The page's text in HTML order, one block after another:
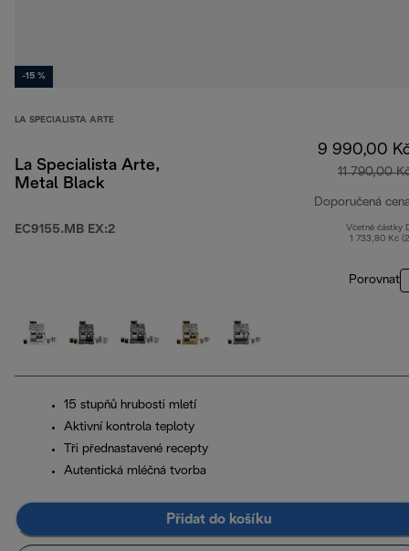
-15 %
LA SPECIALISTA ARTE
La Specialista Arte,
Metal Black
EC9155.MB EX:2
9 990,00
11 790,00
Doporučená
Včetně částky
1 733,80 Kč
Porovnat
15 stupňů hrubosti mletí
Aktivní kontrola teploty
Tři přednastavené recepty
Autentická mléčná tvorba
Přidat do košíku